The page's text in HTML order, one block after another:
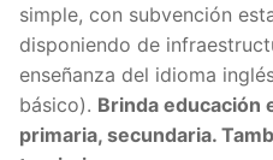
simple, con subvención
disponiendo de
enseñanza del idioma
básico). Brinda educación
primaria, secundaria.